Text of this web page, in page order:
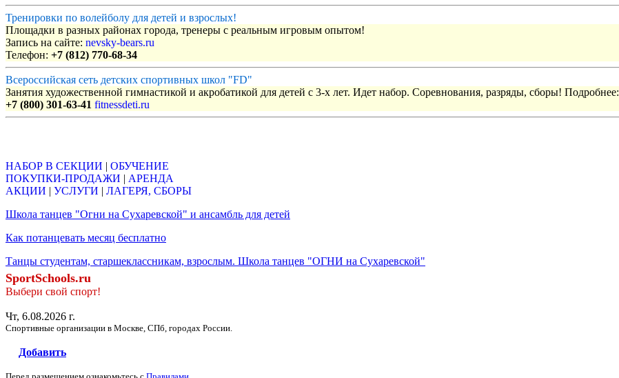
Тренировки по волейболу для детей и взрослых!
Площадки в разных районах города, тренеры с реальным игровым опытом!
Запись на сайте: nevsky-bears.ru
Телефон: +7 (812) 770-68-34
Всероссийская сеть детских спортивных школ "FD"
Занятия художественной гимнастикой и акробатикой для детей с 3-х лет. Идет набор. Соревнования, разряды, сборы! Подробнее:
+7 (800) 301-63-41 fitnessdeti.ru
НАБОР В СЕКЦИИ | ОБУЧЕНИЕ
ПОКУПКИ-ПРОДАЖИ | АРЕНДА
АКЦИИ | УСЛУГИ | ЛАГЕРЯ, СБОРЫ
Школа танцев "Огни на Сухаревской" и ансамбль для детей
Как потанцевать месяц бесплатно
Танцы студентам, старшеклассникам, взрослым. Школа танцев "ОГНИ на Сухаревской"
SportSchools.ru
Выбери свой спорт!
Чт, 6.08.2026 г.
Спортивные организации в Москве, СПб, городах России.
Добавить